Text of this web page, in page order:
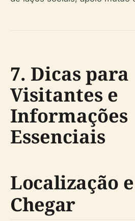
7. Dicas para
Visitantes e
Informações
Essenciais
Localização
Chegar